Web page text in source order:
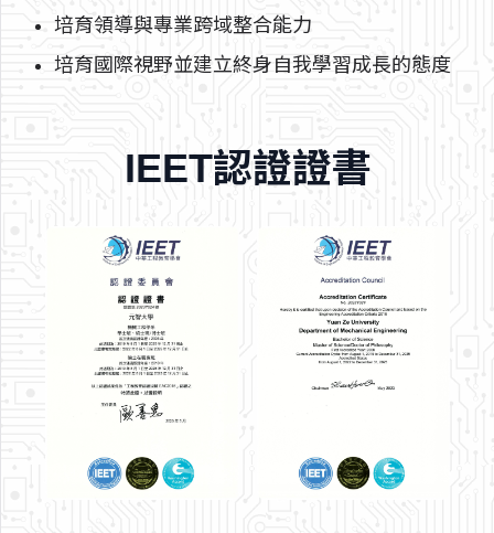
培育領導與專業跨域整合能力
培育國際視野並建立終身自我學習成長的態度
IEET認證證書